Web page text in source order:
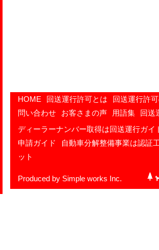
HOME 回送運行許可とは 回送運行許
問い合わせ
お客さまの声 用語集 回送
ディーラーナンバー取得は回送運行ガイ
申請ガイド
自動車分解整備事業は認証
ット
Produced by Simple works Inc.